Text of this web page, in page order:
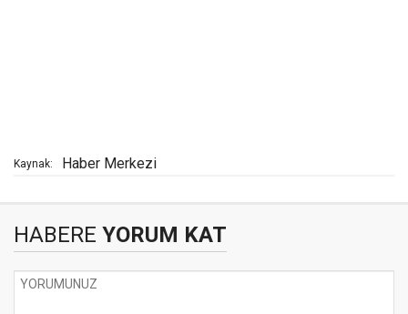
Kaynak: Haber Merkezi
HABERE YORUM KAT